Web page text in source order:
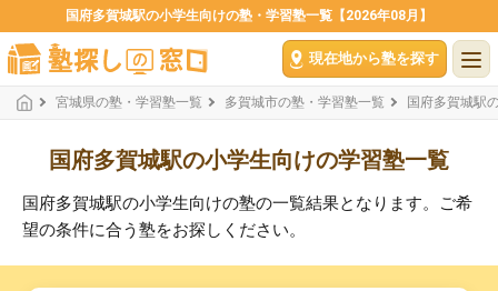
国府多賀城駅の小学生向けの塾・学習塾一覧【2026年08月】
現在地から塾を探す
宮城県の塾・学習塾一覧 多賀城市の塾・学習塾一覧 国府多賀城駅
国府多賀城駅の小学生向けの学習塾一覧
国府多賀城駅の小学生向けの塾の一覧結果となります。ご希
望の条件に合う塾をお探しください。